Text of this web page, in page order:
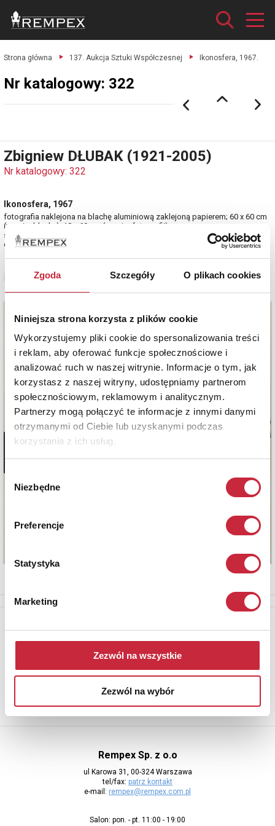
Zgoda Szczegóły O plikach cookies
Niniejsza strona korzysta z plików cookie
Wykorzystujemy pliki cookie do spersonalizowania treści
i reklam, aby oferować funkcje społecznościowe i
analizować ruch w naszej witrynie. Informacje o tym, jak
korzystasz z naszej witryny, udostępniamy partnerom
społecznościowym, reklamowym i analitycznym.
Partnerzy mogą połączyć te informacje z innymi danymi
otrzymanymi od Ciebie lub uzyskanymi podczas
korzystania z ich usług.
Wybór
zgody
Niezbędne
Preferencje
Statystyka
Marketing
Zezwól na wszystkie
Zezwól na wybór
Strona główna 137. Aukcja Sztuki Współczesnej Ikonosfera, 1967.
Nr katalogowy: 322
Zbigniew DŁUBAK (1921-2005)
Nr katalogowy: 322
Ikonosfera, 1967
fotografia naklejona na blachę aluminiową zaklejoną papierem; 60 x 60 cm
(wymiar blachy), 18 x 69 cm (wymiar fotografii);
sygn., dat. i opisana na odwrocie
estymacja: 4 500 - 5 500 zł
Zobacz pełne informacje
Aby otrzymywać informacje o nowych aukcjach, prosimy podać
adres e-mail
Rempex Sp. z o.o
ul Karowa 31, 00-324 Warszawa
tel/fax: patrz kontakt
e-mail: rempex@rempex.com.pl
Salon: pon. - pt. 11:00 - 19:00